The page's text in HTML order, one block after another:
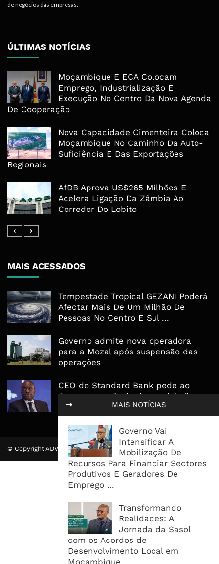
MAIS NOTÍCIAS
Governo Vai
Intensificar A
Mobilização De
Recursos Para Financiar Sectores
Produtivos E Geradores De
Emprego ...
Transformando
Realidades: A
Jornada da Sasol
com os Acordos de
Desenvolvimento Local em
Moçambique
de negócios das empresas.
ÚLTIMAS NOTÍCIAS
Moçambique E ECA Colocam
Emprego, Industrialização E
Execução No Centro Da Nova Agenda
De Cooperação
Nova Capacidade Cimenteira Coloca
Moçambique No Caminho Da Auto-
Suficiência E Das Exportações
Regionais
AfDB Aprova US$265 Milhões E
Acelera Ligação Da Zâmbia Ao
Corredor Do Lobito
MAIS ACESSADOS
Tempestade Tropical GEZANI Poderá
Afectar Mais De Um Milhão De
Pessoas No Centro E Sul ...
Governo admite nova operadora
para a Mozal após suspensão das
operações
CEO do Standard Bank pede ao
Governo que “saia do caminho” e
facilite os negócios
© Copyright ADVALUE. Todos Direitos Reservados.